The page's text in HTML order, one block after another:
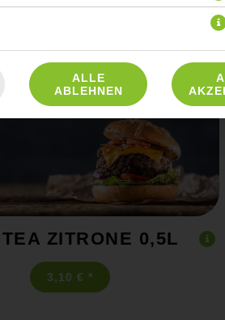
ZITRONE 0,5L
3,10 € *
ALLE
ABLEHNEN